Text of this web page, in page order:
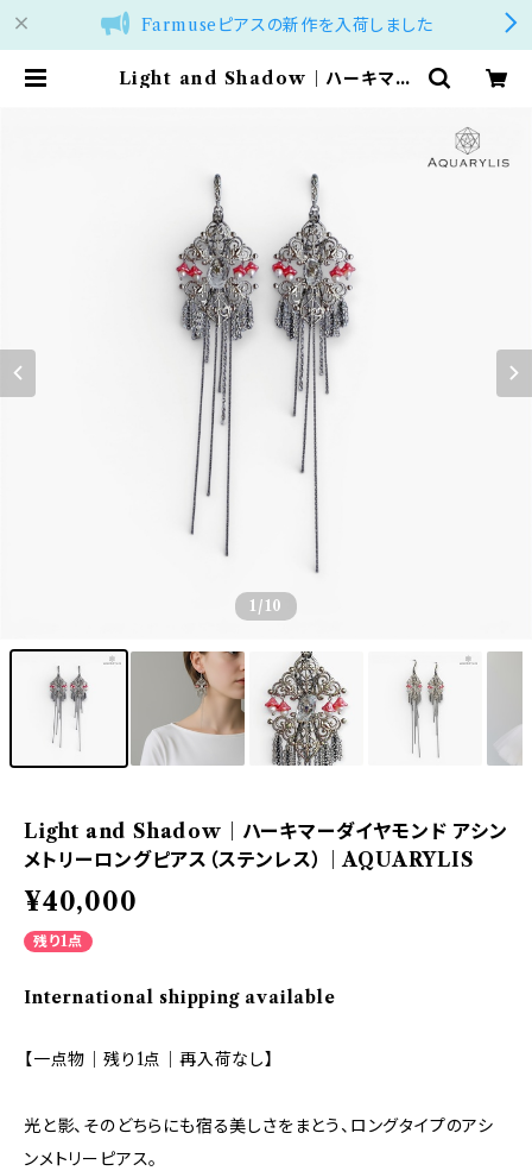
Farmuseピアスの新作を入荷しました
Light and Shadow｜ハーキマー
1 /10
Light and Shadow｜ハーキマーダイヤモンド アシン
メトリーロングピアス（ステンレス）｜AQUARYLIS
¥40,000
残り1点
International shipping available
【一点物｜残り1点｜再入荷なし】
光と影、そのどちらにも宿る美しさをまとう、ロングタイプのアシ
ンメトリーピアス。